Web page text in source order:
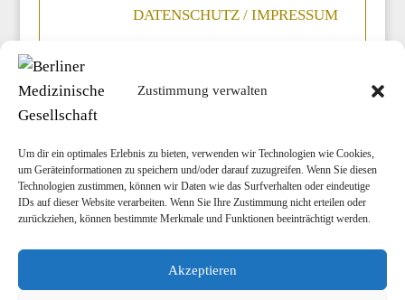
Zustimmung verwalten
Um dir ein optimales Erlebnis zu bieten, verwenden wir Technologien wie Cookies,
um Geräteinformationen zu speichern und/oder darauf zuzugreifen. Wenn Sie diesen
Technologien zustimmen, können wir Daten wie das Surfverhalten oder eindeutige
IDs auf dieser Website verarbeiten. Wenn Sie Ihre Zustimmung nicht erteilen oder
zurückziehen, können bestimmte Merkmale und Funktionen beeinträchtigt werden.
Akzeptieren
Nächste Veranstaltung
DATENSCHUTZ / IMPRESSUM
10117 Berlin